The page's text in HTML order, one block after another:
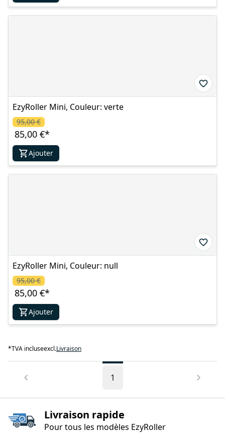
EzyRoller Mini, Couleur: verte
85,00 €*
95,00 €
Ajouter
EzyRoller Mini, Couleur: null
85,00 €*
95,00 €
Ajouter
*TVA incluseexcl.Livraison
1
Livraison rapide
Pour tous les modèles EzyRoller